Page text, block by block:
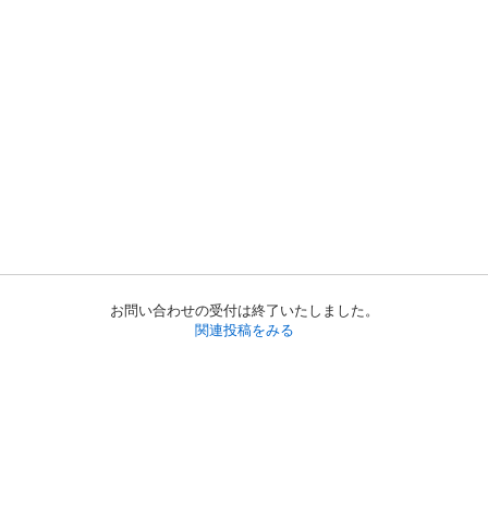
お問い合わせの受付は終了いたしました。
関連投稿をみる